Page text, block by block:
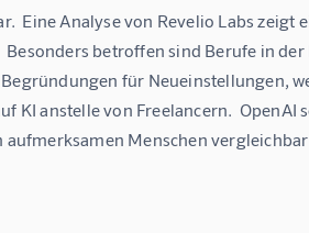
Eine Analyse von Revelio Labs zeigt
betroffen sind Berufe in der
für Neueinstellungen,
KI anstelle von Freelancern.  OpenAI
Menschen vergleichbar